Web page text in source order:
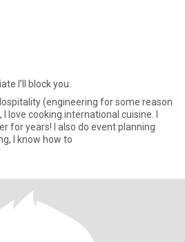
I’ll block you.
(engineering for some reason
I love cooking international cuisine. I
for years! I also do event planning
I know how to